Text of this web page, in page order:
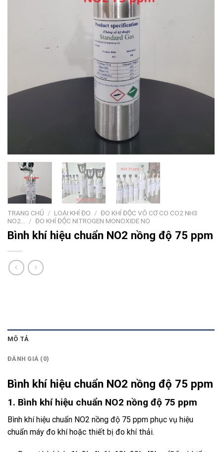
TRANG CHỦ / LOẠI KHÍ ĐO / ĐO KHÍ ĐỘC VÔ CƠ CO CO2 NH3
NO2… / ĐO KHÍ ĐỘC NITROGEN MONOXIDE NO
Bình khí hiệu chuẩn NO2 nồng độ 75 ppm
MÔ TẢ
ĐÁNH GIÁ (0)
Bình khí hiệu chuẩn NO2 nồng độ 75 ppm
1. Bình khí hiệu chuẩn NO2 nồng độ 75 ppm
Bình khí hiệu chuẩn NO2 nồng độ 75 ppm phục vụ hiệu
chuẩn máy đo khí hoặc thiết bị đo khí thải.